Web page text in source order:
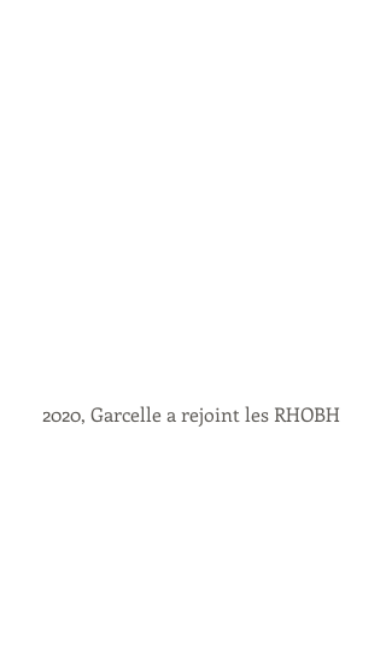
2020, Garcelle a rejoint les RHOBH